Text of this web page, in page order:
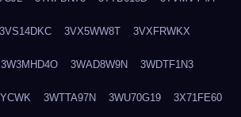
3VS14DKC 3VX5WW8T 3VXFRWKX
3W3MHD4O 3WAD8W9N 3WDTF1N3
3WTTA97N 3WU70G19 3X71FE60